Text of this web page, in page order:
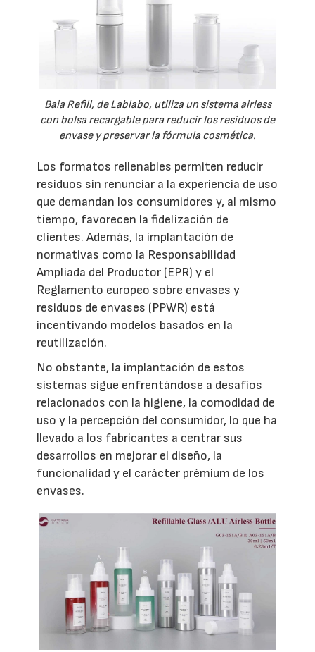
Baia Refill, de Lablabo, utiliza un sistema airless
con bolsa recargable para reducir los residuos de
envase y preservar la fórmula cosmética.
Los formatos rellenables permiten reducir
residuos sin renunciar a la experiencia de uso
que demandan los consumidores y, al mismo
tiempo, favorecen la fidelización de
clientes. Además, la implantación de
normativas como la Responsabilidad
Ampliada del Productor (EPR) y el
Reglamento europeo sobre envases y
residuos de envases (PPWR) está
incentivando modelos basados en la
reutilización.
No obstante, la implantación de estos
sistemas sigue enfrentándose a desafíos
relacionados con la higiene, la comodidad de
uso y la percepción del consumidor, lo que ha
llevado a los fabricantes a centrar sus
desarrollos en mejorar el diseño, la
funcionalidad y el carácter prémium de los
envases.